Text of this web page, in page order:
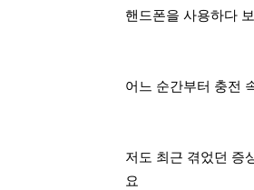
핸드폰을 사용하다
어느 순간부터 충전
저도 최근 겪었던 증
요